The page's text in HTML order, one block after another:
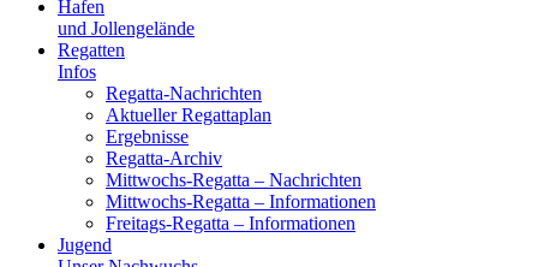
Hafen
und Jollengelände
Regatten
Infos
Regatta-Nachrichten
Aktueller Regattaplan
Ergebnisse
Regatta-Archiv
Mittwochs-Regatta – Nachrichten
Mittwochs-Regatta – Informationen
Freitags-Regatta – Informationen
Jugend